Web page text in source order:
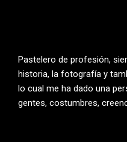
Pastelero de profesión,
historia, la fotografía y
lo cual me ha dado una
gentes, costumbres,